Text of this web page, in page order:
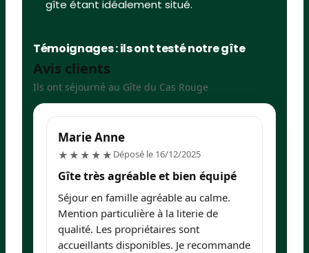
gîte étant idéalement situé.
Témoignages : ils ont testé notre gîte
Avis clients
Ils ont séjourné au Gîte du Cas Rouge
Marie Anne
★★★★★ 5/5
Déposé le 16/12/2025
Gîte très agréable et bien équipé
Séjour en famille agréable au calme.
Mention particulière à la literie de
qualité. Les propriétaires sont
accueillants disponibles. Je recommande